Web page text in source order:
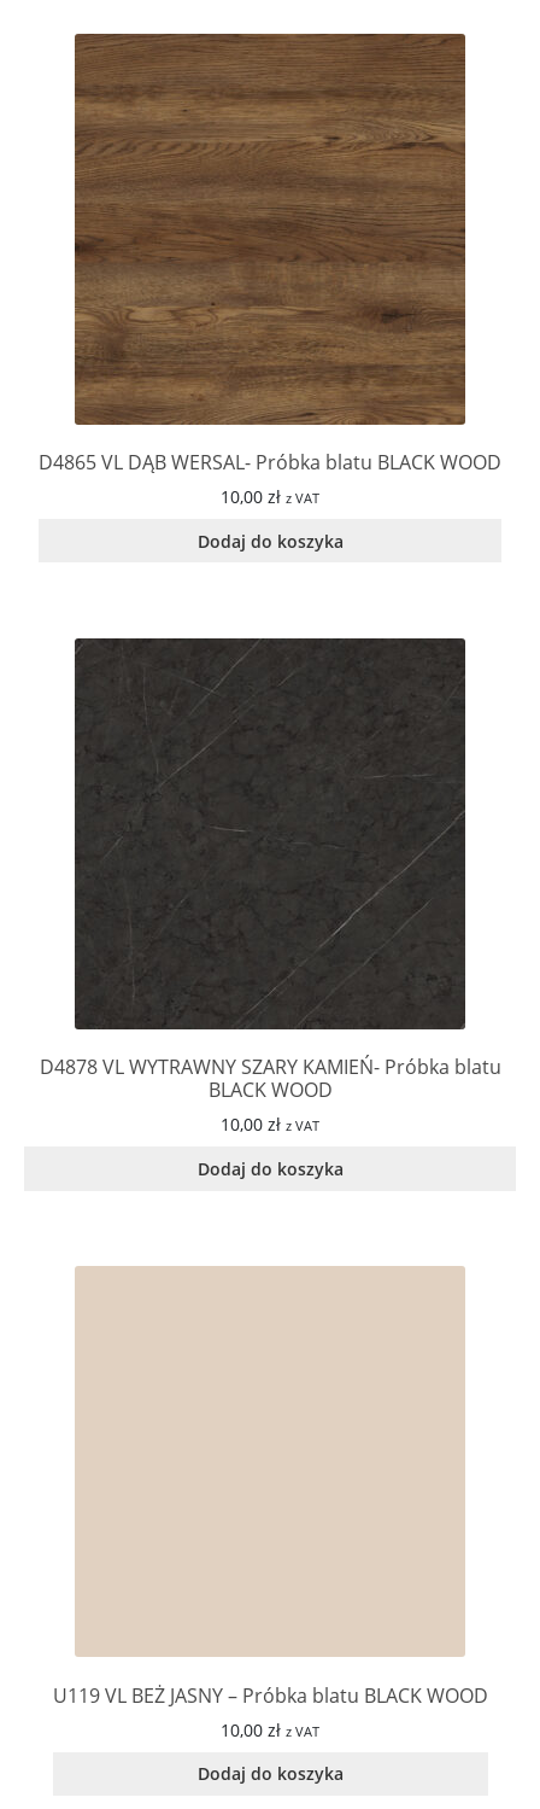
D4865 VL DĄB WERSAL- Próbka blatu BLACK WOOD
10,00 zł z VAT
Dodaj do koszyka
D4878 VL WYTRAWNY SZARY KAMIEŃ- Próbka blatu
BLACK WOOD
10,00 zł z VAT
Dodaj do koszyka
U119 VL BEŻ JASNY – Próbka blatu BLACK WOOD
10,00 zł z VAT
Dodaj do koszyka